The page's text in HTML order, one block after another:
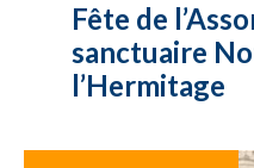
Fête de
sanctuaire
l’Hermitage